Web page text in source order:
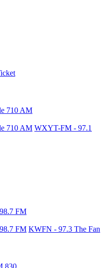
710 AM
710 AM WXYT-FM - 97.1
FM
FM KWFN - 97.3 The Fan